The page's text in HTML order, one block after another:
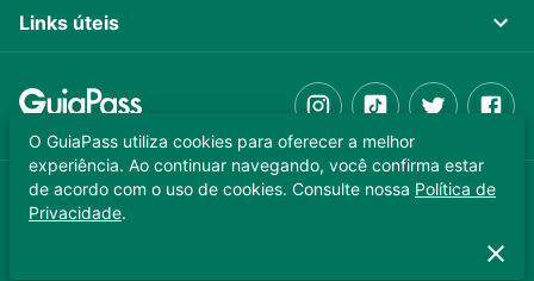
Links úteis
GUIAPASS TECNOLOGIA LTDA. CNPJ 37.989.806/0001-64
Copyright © 2025 - Todos os direitos reservados
O GuiaPass utiliza cookies para oferecer a melhor
experiência. Ao continuar navegando, você confirma estar
de acordo com o uso de cookies. Consulte nossa Política de
Privacidade.